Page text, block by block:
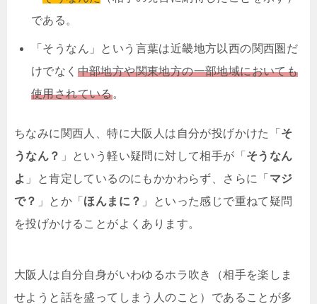
である。
「そうなん」という言葉は近畿地方以西の関西圏だ
けでなく 中部地方や関東地方の一部地域においても
使用されている。
ちなみに関西人、特に大阪人は自分が投げかけた「 そ
うなん？ 」という軽い疑問に対して相手が「 そうなん
よ 」と肯定しているのにもかかわらず、さらに「 マジ
で？ 」とか「 ほんまに？ 」といった感じで重ねて疑問
を投げかけることがよくあります。
大阪人は自分自身がいわゆるホラ吹き（相手を楽しま
せようと話を盛ってしまう人のこと）であることが多